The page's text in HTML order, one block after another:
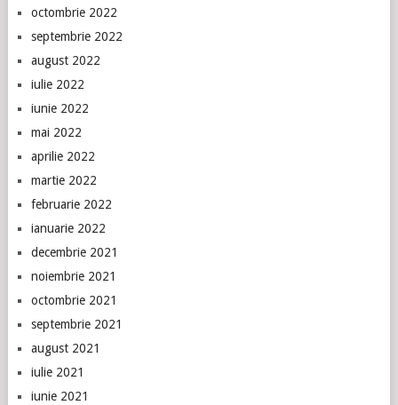
octombrie 2022
septembrie 2022
august 2022
iulie 2022
iunie 2022
mai 2022
aprilie 2022
martie 2022
februarie 2022
ianuarie 2022
decembrie 2021
noiembrie 2021
octombrie 2021
septembrie 2021
august 2021
iulie 2021
iunie 2021